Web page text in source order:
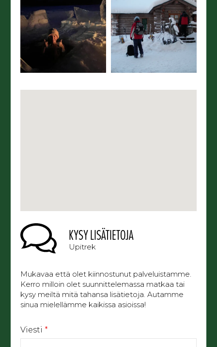
KYSY LISÄTIETOJA
Upitrek
Mukavaa että olet kiinnostunut palveluistamme.
Kerro milloin olet suunnittelemassa matkaa tai
kysy meiltä mitä tahansa lisätietoja. Autamme
sinua mielellämme kaikissa asioissa!
Viesti *